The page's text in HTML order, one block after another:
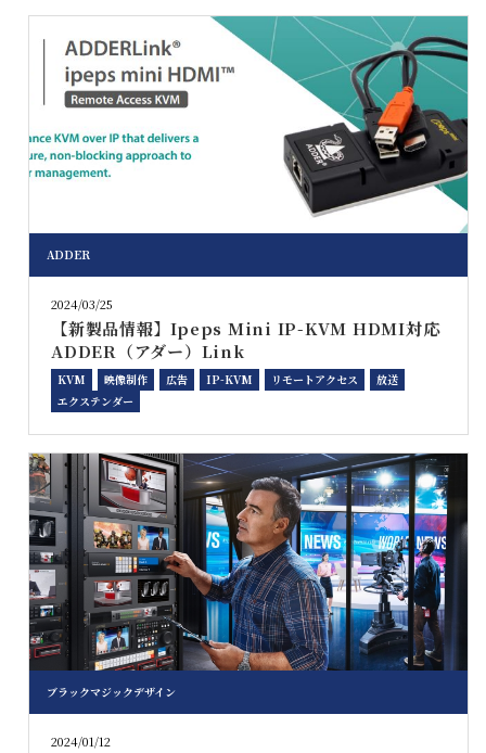
ADDER
2024/03/25
【新製品情報】Ipeps Mini IP-KVM HDMI対応
ADDER（アダー）Link
KVM 映像制作 広告 IP-KVM リモートアクセス
放送
エクステンダー
ブラックマジックデザイン
2024/01/12